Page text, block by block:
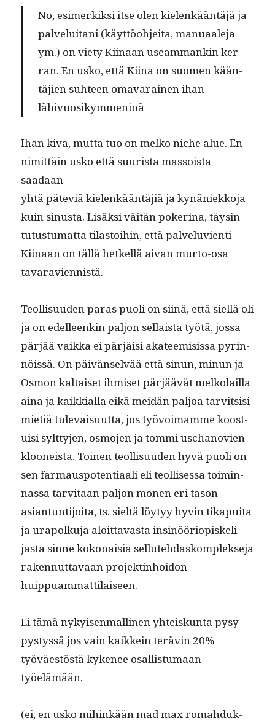
No, esimerkik­si itse olen kie­lenkään­täjä ja
palvelui­tani (käyt­töo­hjei­ta, man­u­aale­ja
ym.) on viety Kiinaan use­am­mankin ker­
ran. En usko, että Kiina on suomen kään­
täjien suh­teen omavarainen ihan
lähivuosikymmeninä
Ihan kiva, mut­ta tuo on melko niche alue. En
nimit­täin usko että suurista mas­soista
saadaan
yhtä päte­viä kie­lenkään­täjiä ja kynäniekko­ja
kuin sinus­ta. Lisäk­si väitän pok­e­ri­na, täysin
tutus­tu­mat­ta tilas­toi­hin, että palvelu­vi­en­ti
Kiinaan on täl­lä het­kel­lä aivan mur­to-osa
tavaraviennistä.
Teol­lisu­u­den paras puoli on siinä, että siel­lä oli
ja on edelleenkin paljon sel­l­aista työtä, jos­sa
pär­jää vaik­ka ei pär­jäisi aka­teemi­sis­sa pyrin­
nöis­sä. On päivän­selvää että sin­un, min­un ja
Osmon kaltaiset ihmiset pär­jäävät melko­lail­la
aina ja kaikkial­la eikä mei­dän paljoa tarvit­sisi
mietiä tule­vaisu­ut­ta, jos työvoimamme koos­t­
u­isi sylt­ty­jen, osmo­jen ja tom­mi uschanovien
klooneista. Toinen teol­lisu­u­den hyvä puoli on
sen far­maus­po­ten­ti­aali eli teol­lises­sa toimin­
nas­sa tarvi­taan paljon mon­en eri tason
asiantun­ti­joi­ta, ts. sieltä löy­tyy hyvin tika­pui­ta
ja urapolku­ja aloit­tavas­ta insinööri­opiske­li­
jas­ta sinne kokon­aisia sel­l­ute­hdaskom­plek­se­ja
raken­nut­tavaan pro­jek­t­in­hoidon
huippuammattilaiseen.
Ei tämä nykyisen­malli­nen yhteiskun­ta pysy
pystyssä jos vain kaikkein terävin 20%
työväestöstä kyke­nee osal­lis­tu­maan
työelämään.
(ei, en usko mihinkään mad max rom­ah­duk­